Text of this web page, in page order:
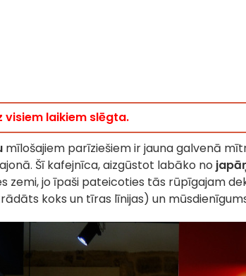
visiem laikiem slēgta.
mīlošajiem parīziešiem ir jauna galvenā
Šī kafejnīca, aizgūstot labāko no
zemi, jo īpaši pateicoties tās rūpīgajam
koks un tīras līnijas) un